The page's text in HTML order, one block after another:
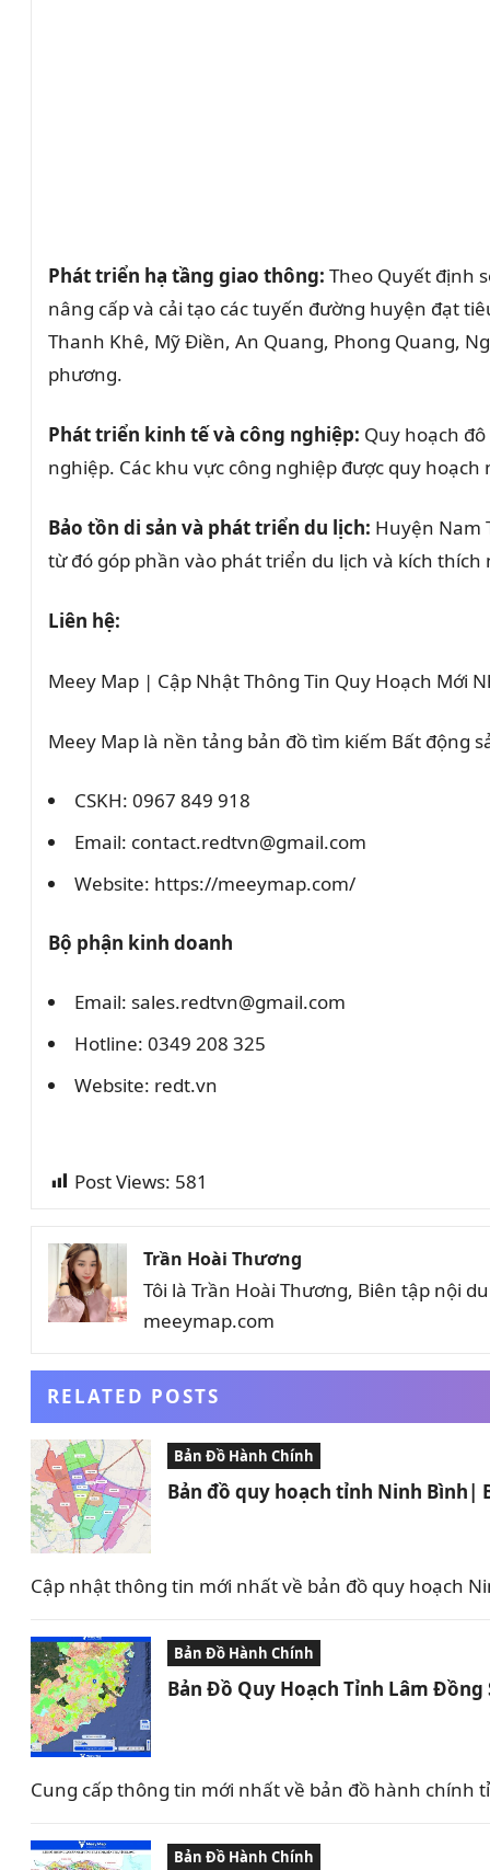
Phát triển hạ tầng giao thông: Theo Quyết định
nâng cấp và cải tạo các tuyến đường huyện đạt
Thanh Khê, Mỹ Điền, An Quang, Phong Quang,
phương.
Phát triển kinh tế và công nghiệp: Quy hoạch
nghiệp. Các khu vực công nghiệp được quy
Bảo tồn di sản và phát triển du lịch: Huyện Nam
từ đó góp phần vào phát triển du lịch và kích
Liên hệ:
Meey Map | Cập Nhật Thông Tin Quy Hoạch Mới
Meey Map là nền tảng bản đồ tìm kiếm Bất động
CSKH: 0967 849 918
Email: contact.redtvn@gmail.com
Website: https://meeymap.com/
Bộ phận kinh doanh
Email: sales.redtvn@gmail.com
Hotline: 0349 208 325
Website: redt.vn
Post Views: 581
Trần Hoài Thương
Tôi là Trần Hoài Thương, Biên tập nội
meeymap.com
RELATED POSTS
Bản Đồ Hành Chính
Bản đồ quy hoạch tỉnh Ninh Bình|
Cập nhật thông tin mới nhất về bản đồ quy hoạch
Bản Đồ Hành Chính
Bản Đồ Quy Hoạch Tỉnh Lâm Đồng
Cung cấp thông tin mới nhất về bản đồ hành
Bản Đồ Hành Chính